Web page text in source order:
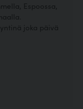
Espoossa,
joka päivä